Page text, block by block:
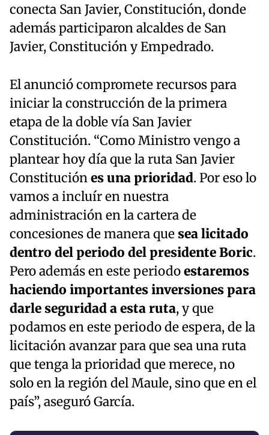
conecta San Javier, Constitución, donde
además participaron alcaldes de San
Javier, Constitución y Empedrado.
El anunció compromete recursos para
iniciar la construcción de la primera
etapa de la doble vía San Javier
Constitución. “Como Ministro vengo a
plantear hoy día que la ruta San Javier
Constituciónes una prioridad. Por eso lo
vamos a incluír en nuestra
administración en la cartera de
concesiones de manera que sea licitado
dentro del periodo del presidente Boric.
Pero además en este periodoestaremos
haciendo importantes inversiones para
darle seguridad a esta ruta, y que
podamos en este periodo de espera, de la
licitación avanzar para que sea una ruta
que tenga la prioridad que merece, no
solo en la región del Maule, sino que en el
país”, aseguró García.